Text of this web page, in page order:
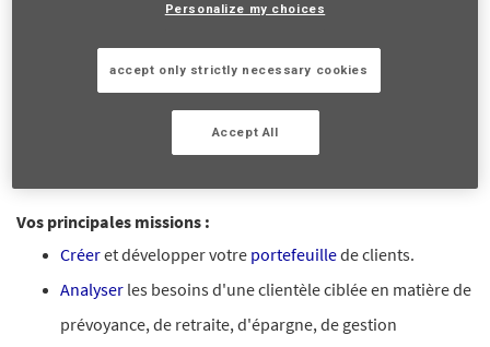
spécialisant dans laprotectiondes personneset de leur
indépendantchez AXA ne signifie pas
exercer un métier seul, vous pourrez combiner
Vos principales missions :
Créeret développer votre portefeuillede clients.
Analyser les besoins d'une clientèle ciblée en matière de
prévoyance, de retraite, d'épargne, de gestion
Personalize my choices
accept only strictly necessary cookies
Accept All